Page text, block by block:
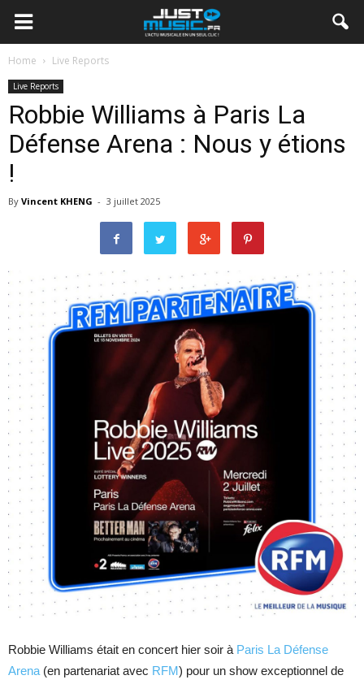
Home Live Reports
Live Reports
Robbie Williams à Paris La
Défense Arena : Nous y étions
!
By Vincent KHENG - 3 juillet 2025
Robbie Williams était en concert hier soir à Paris La Défense
Arena (en partenariat avec RFM) pour un show exceptionnel de